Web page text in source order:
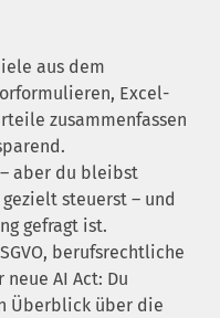
aus dem
Excel-
zusammenfassen
aber du bleibst
steuerst – und
gefragt ist.
berufsrechtliche
AI Act: Du
Überblick über die